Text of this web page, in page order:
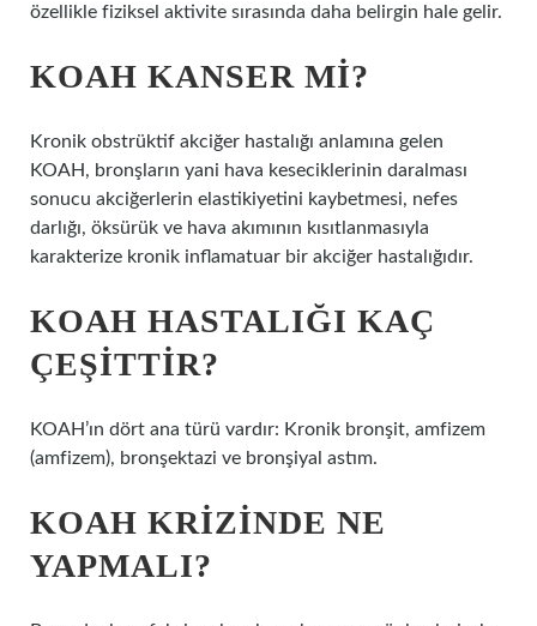
özellikle fiziksel aktivite sırasında daha belirgin hale gelir.
KOAH KANSER MI?
Kronik obstrüktif akciğer hastalığı anlamına gelen
KOAH, bronşların yani hava keseciklerinin daralması
sonucu akciğerlerin elastikiyetini kaybetmesi, nefes
darlığı, öksürük ve hava akımının kısıtlanmasıyla
karakterize kronik inflamatuar bir akciğer hastalığıdır.
KOAH HASTALIĞI KAÇ
ÇEŞITTIR?
KOAH’ın dört ana türü vardır: Kronik bronşit, amfizem
(amfizem), bronşektazi ve bronşiyal astım.
KOAH KRIZINDE NE
YAPMALI?